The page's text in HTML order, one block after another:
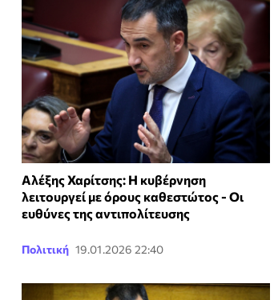
Αλέξης Χαρίτσης: Η κυβέρνηση
λειτουργεί με όρους καθεστώτος - Οι
ευθύνες της αντιπολίτευσης
Πολιτική 19.01.2026 22:40